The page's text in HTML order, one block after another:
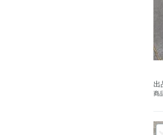
出
商